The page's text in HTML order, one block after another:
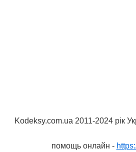
Kodeksy.com.ua 2011-2024 рік
помощь онлайн -